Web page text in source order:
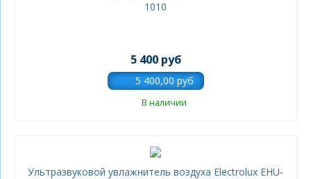
1010
5 400 руб
В наличии
Ультразвуковой увлажнитель воздуха Electrolux EHU-